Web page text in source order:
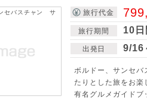
旅行代金
旅行期間 10日
出発日 9/16
ボルドー、サンセバ
たりとした旅をお楽
有名グルメガイドブ